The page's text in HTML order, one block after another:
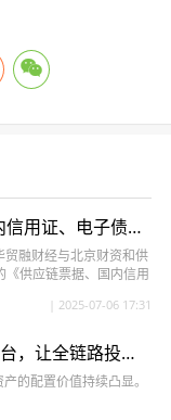
《供应链票据、国内信用证、电子债权凭证产品设计及业务机会》主题培训（上海站）圆满收官
融财经与北京财资和供
供应链票据、国内信用
| 2025-07-06 17:31
服务升级！京东金融打造黄金一站式平台，让全链路投资更便捷
的配置价值持续凸显。